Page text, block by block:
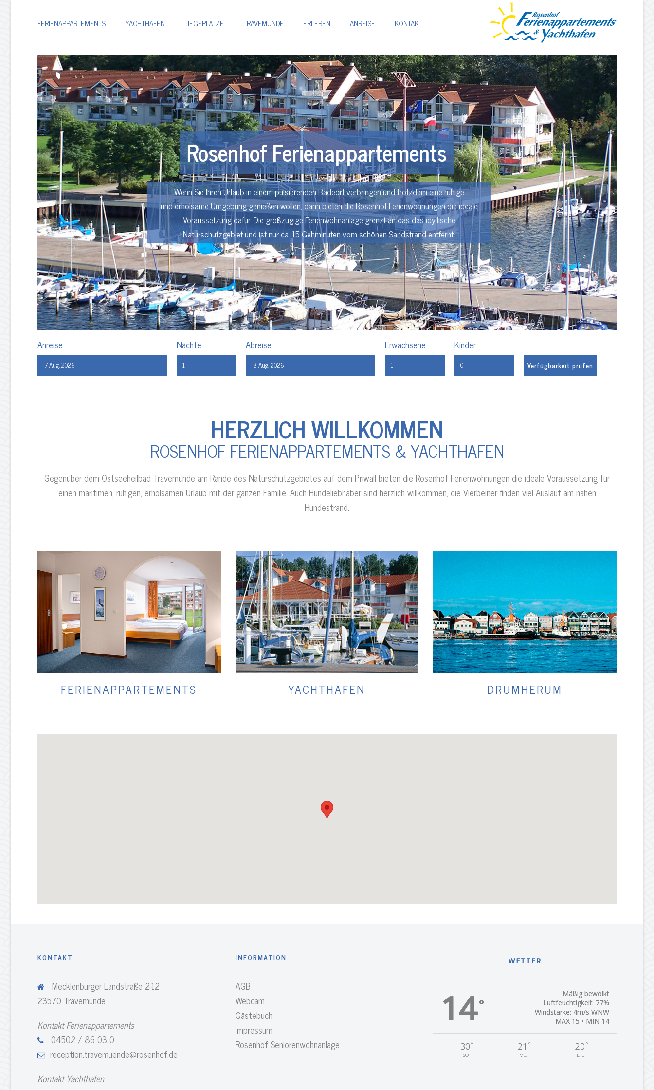
FERIENAPPARTEMENTS YACHTHAFEN LIEGEPLÄTZE TRAVEMÜNDE ERLEBEN ANREISE KONTAKT
Rosenhof Ferienappartements
Wenn Sie Ihren Urlaub in einem pulsierenden Badeort verbringen und trotzdem eine ruhige
und erholsame Umgebung genießen wollen, dann bieten die Rosenhof Ferienwohnungen die ideale
Voraussetzung dafür. Die großzügige Ferienwohnanlage grenzt an das das idyllische
Naturschutzgebiet und ist nur ca. 15 Gehminuten vom schönen Sandstrand entfernt.
Anreise Nächte Abreise Erwachsene Kinder
HERZLICH WILLKOMMEN
ROSENHOF FERIENAPPARTEMENTS & YACHTHAFEN
Gegenüber dem Ostseeheilbad Travemünde am Rande des Naturschutzgebietes auf dem Priwall bieten die Rosenhof Ferienwohnungen die ideale Voraussetzung für
einen maritimen, ruhigen, erholsamen Urlaub mit der ganzen Familie. Auch Hundeliebhaber sind herzlich willkommen, die Vierbeiner finden viel Auslauf am nahen
Hundestrand.
FERIENAPPARTEMENTS YACHTHAFEN DRUMHERUM
KONTAKT
Mecklenburger Landstraße 2-12
23570 Travemünde
Kontakt Ferienappartements
04502 / 86 03 0
reception.travemuende@rosenhof.de
Kontakt Yachthafen
INFORMATION
AGB
Webcam
Gästebuch
Impressum
Rosenhof Seniorenwohnanlage
WETTER
14°
Mäßig bewölkt
Luftfeuchtigkeit: 77%
Windstärke: 4m/s WNW
MAX 15 • MIN 14
30 °
SO
21 °
MO
20 °
DIE